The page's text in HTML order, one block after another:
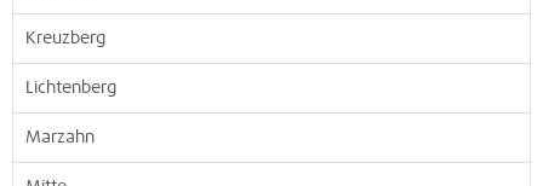
Kreuzberg
Lichtenberg
Marzahn